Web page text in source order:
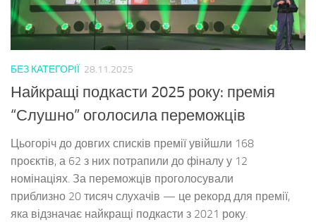
БЕЗ КАТЕГОРІЇ 28.11.2025
Найкращі подкасти 2025 року: премія
“Слушно” оголосила переможців
Цьогоріч до довгих списків премії увійшли 168
проєктів, а 62 з них потрапили до фіналу у 12
номінаціях. За переможців проголосували
приблизно 20 тисяч слухачів — це рекорд для премії,
яка відзначає найкращі подкасти з 2021 року.